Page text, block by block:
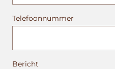
Telefoonnummer
Bericht